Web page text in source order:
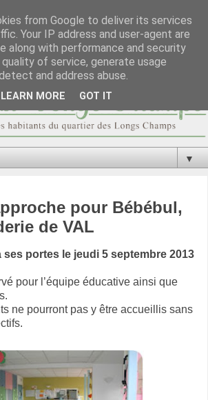
▼
pour Bébébul,
de VAL
portes le jeudi 5 septembre 2013
pour l’équipe éducative ainsi que
ne pourront pas y être accueillis sans
from Google to deliver its services
Your IP address and user-agent are
along with performance and security
of service, generate usage
and address abuse.
LEARN MORE GOT IT